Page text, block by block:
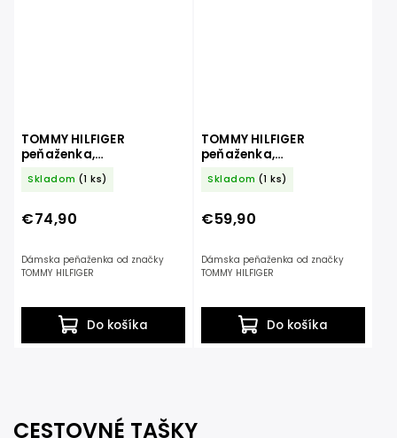
TOMMY HILFIGER
peňaženka,
AW0AW15258 BDS
Skladom (1 ks)
€74,90
Do košíka
Dámska peňaženka od značky
TOMMY HILFIGER
TOMMY HILFIGER
peňaženka,
AW0AW16582 BDS
Skladom (1 ks)
€59,90
Do košíka
Dámska peňaženka od značky
TOMMY HILFIGER
CESTOVNÉ TAŠKY